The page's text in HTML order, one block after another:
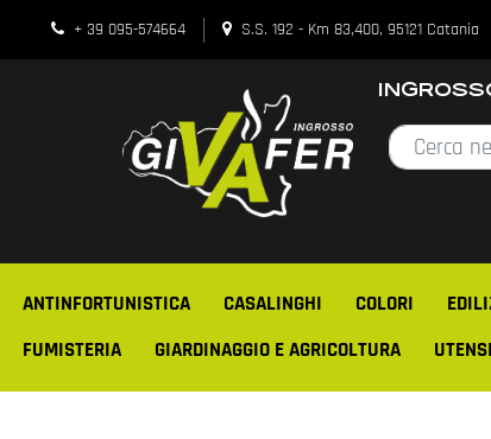
+ 39 095-574664 S.S. 192 - Km 83,400, 95121 Catania
ANTINFORTUNISTICA CASALINGHI COLORI
FUMISTERIA
GIARDINAGGIO E AGRICOLTURA